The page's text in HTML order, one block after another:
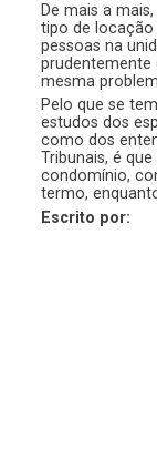
De mais a
tipo de locação
pessoas na
prudentemente
mesma
Pelo que se
estudos dos
como dos
Tribunais, é
condomínio,
termo,
Escrito por: